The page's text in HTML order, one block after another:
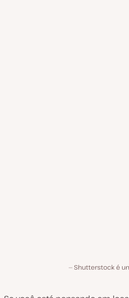
Shutterstock é